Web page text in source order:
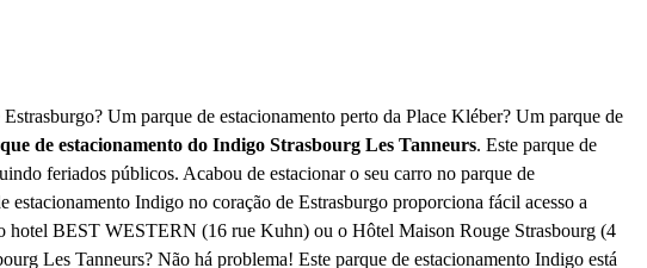
Um parque de estacionamento perto da Place Kléber? Um parque de
de estacionamento do Indigo Strasbourg Les Tanneurs. Este parque de
feriados públicos. Acabou de estacionar o seu carro no parque de
estacionamento Indigo no coração de Estrasburgo proporciona fácil acesso a
BEST WESTERN (16 rue Kuhn) ou o Hôtel Maison Rouge Strasbourg (4
Les Tanneurs? Não há problema! Este parque de estacionamento Indigo está